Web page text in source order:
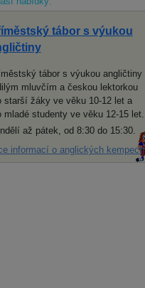
tábor s výukou
tábor s výukou angličtiny
mluvčím a českou lektorkou
starší žáky ve věku 10-12 let a
mladé studenty ve věku 12-15 let.
až pátek, od 8:30 do 15:30.
informací o anglických kempech